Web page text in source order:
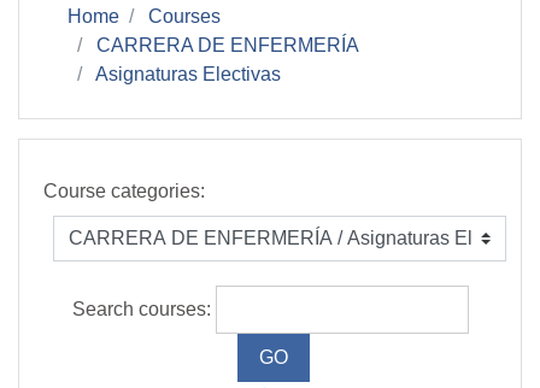
Home
Courses
CARRERA DE ENFERMERÍA
Asignaturas Electivas
Course categories:
Search courses: